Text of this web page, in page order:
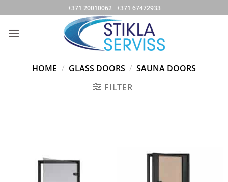
to
content
+371 20010062 +371 67472933
HOME / GLASS DOORS / SAUNA DOORS
FILTER